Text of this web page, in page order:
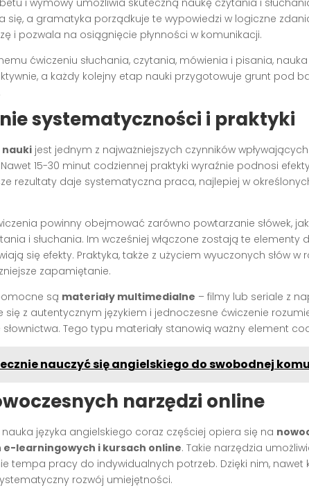
i wymowy umożliwia skuteczną naukę czytania i
się, a gramatyka porządkuje te wypowiedzi w logiczne
i pozwala na osiągnięcie płynności w komunikacji.
ćwiczeniu słuchania, czytania, mówienia i pisania,
a każdy kolejny etap nauki przygotowuje grunt pod
systematyczności i praktyki
nauki jest jednym z najważniejszych czynników
15-30 minut codziennej praktyki wyraźnie podnosi
rezultaty daje systematyczna praca, najlepiej w
powinny obejmować zarówno powtarzanie słówek,
i słuchania. Im wcześniej włączone zostają te elementy
się efekty. Praktyka, także z użyciem wyuczonych słów
zapamiętanie.
są materiały multimedialne – filmy lub seriale z
się z autentycznym językiem i jednoczesne ćwiczenie
Tego typu materiały stanowią ważny element
nauczyć się angielskiego do swobodnej
narzędzi online
nauka języka angielskiego coraz częściej opiera się na
learningowych i kursach online. Takie narzędzia
tempa pracy do indywidualnych potrzeb. Dzięki nim, nawet
rozwój umiejętności.